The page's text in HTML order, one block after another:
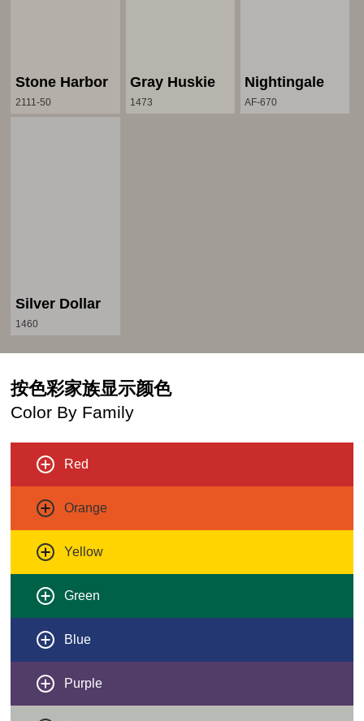
Stone Harbor
2111-50
Gray Huskie
1473
Nightingale
AF-670
Silver Dollar
1460
按色彩家族显示颜色
Color By Family
Red
Orange
Yellow
Green
Blue
Purple